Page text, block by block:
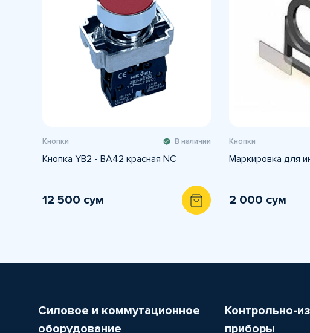
Кнопки В наличии
Кнопка YB2 - BA42 красная NС
12 500 сум
Кнопки
Маркировка для
2 000 сум
Силовое и коммутационное
оборудование
Контрольно-
приборы